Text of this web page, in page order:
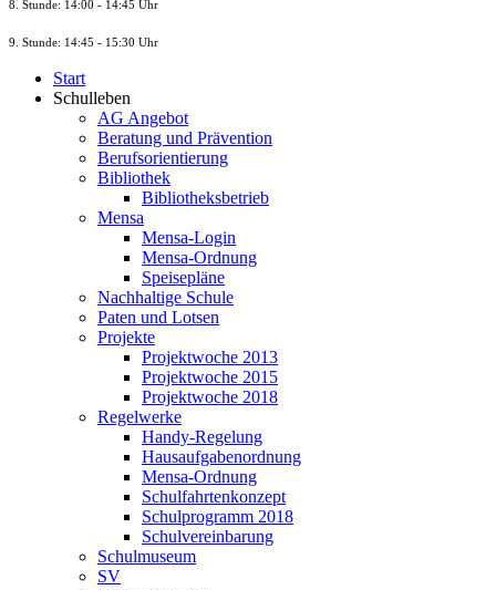
8. Stunde: 14:00 - 14:45 Uhr
9. Stunde: 14:45 - 15:30 Uhr
Start
Schulleben
AG Angebot
Beratung und Prävention
Berufsorientierung
Bibliothek
Bibliotheksbetrieb
Mensa
Mensa-Login
Mensa-Ordnung
Speisepläne
Nachhaltige Schule
Paten und Lotsen
Projekte
Projektwoche 2013
Projektwoche 2015
Projektwoche 2018
Regelwerke
Handy-Regelung
Hausaufgabenordnung
Mensa-Ordnung
Schulfahrtenkonzept
Schulprogramm 2018
Schulvereinbarung
Schulmuseum
SV